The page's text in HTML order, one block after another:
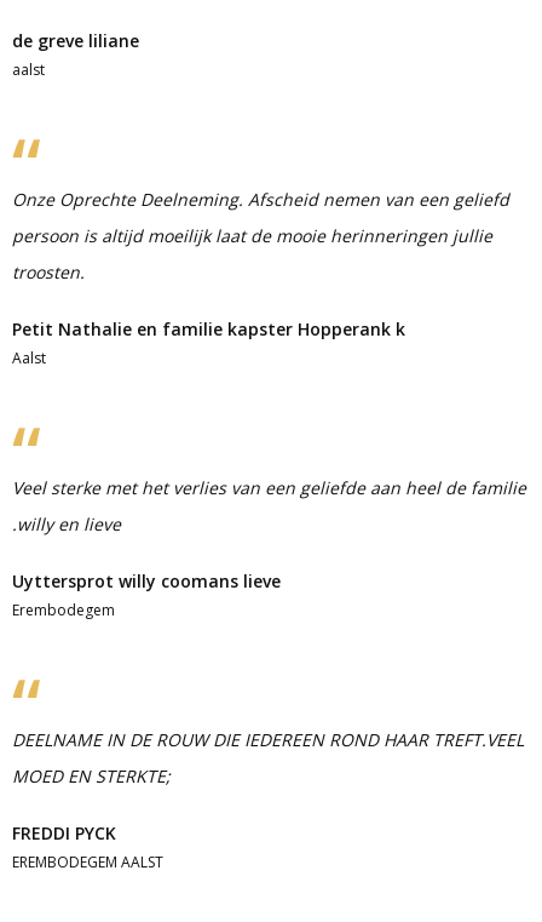
de greve liliane
aalst
Onze Oprechte Deelneming. Afscheid nemen van een geliefd
persoon is altijd moeilijk laat de mooie herinneringen jullie
troosten.
Petit Nathalie en familie kapster Hopperank k
Aalst
Veel sterke met het verlies van een geliefde aan heel de familie
.willy en lieve
Uyttersprot willy coomans lieve
Erembodegem
DEELNAME IN DE ROUW DIE IEDEREEN ROND HAAR TREFT.VEEL
MOED EN STERKTE;
FREDDI PYCK
EREMBODEGEM AALST